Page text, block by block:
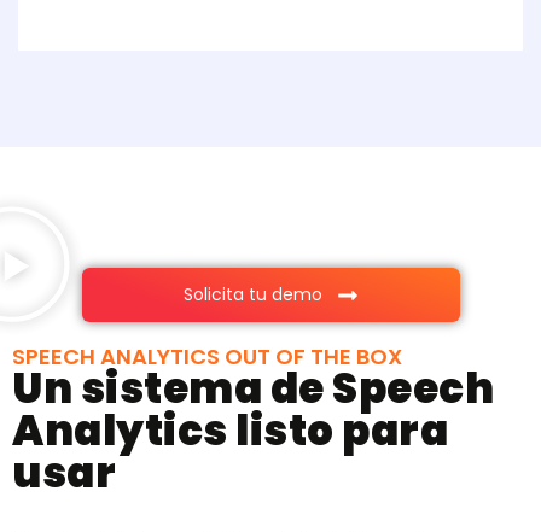
Solicita tu demo
SPEECH ANALYTICS OUT OF THE BOX
Un sistema de Speech
Analytics listo para
usar